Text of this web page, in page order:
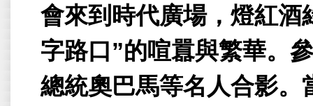
會來到時代廣場，燈紅酒
字路口”的喧囂與繁華。
總統奧巴馬等名人合影。